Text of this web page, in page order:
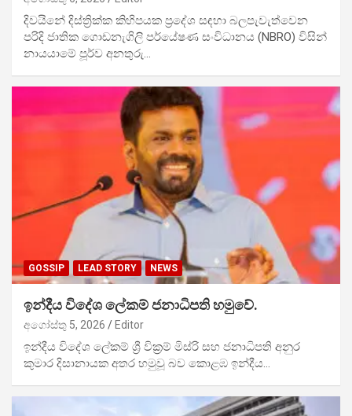
දිවයිනේ දිස්ත්‍රික්ක කිහිපයක ප්‍රදේශ සඳහා බලපැවැත්වෙන
පරිදි ජාතික ගොඩනැගිලි පර්යේෂණ සංවිධානය (NBRO) විසින්
නායයාමේ පූර්ව අනතුරු…
GOSSIP LEAD STORY NEWS
ඉන්දීය විදේශ ලේකම් ජනාධිපති හමුවේ.
අගෝස්තු 5, 2026 Editor
ඉන්දීය විදේශ ලේකම් ශ්‍රී වික්‍රම් මිස්රි සහ ජනාධිපති අනුර
කුමාර දිසානායක අතර හමුවූ බව කොළඹ ඉන්දීය…